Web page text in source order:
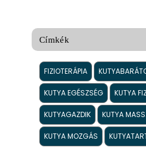
Címkék
FIZIOTERÁPIA
KUTYA EGÉSZSÉG KUTYA
KUTYAGAZDIK KUTYA
KUTYA MOZGÁS